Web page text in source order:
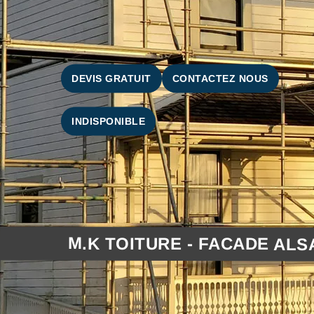
DEVIS GRATUIT CONTACTEZ NOUS
INDISPONIBLE
M.K TOITURE - FACADE